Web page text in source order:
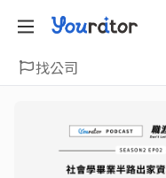
找公司